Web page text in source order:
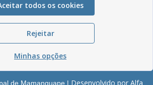
Glossário
Ouvidoria
Serviços Internos
de Privacidade
de Mamanguape | Desenvolvido por Alfa
todos os cookies
Rejeitar
Minhas opções